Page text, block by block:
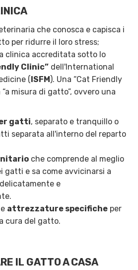
che conosca e capisca i
per ridurre il loro stress;
clinica accreditata sotto lo
Clinic” dell'International
(ISFM). Una “Cat Friendly
misura di gatto”, ovvero una
gatti, separato e tranquillo o
separata all'interno del reparto
che comprende al meglio
gatti e sa come avvicinarsi a
e
e attrezzature specifiche per
cura del gatto.
IL GATTO A CASA